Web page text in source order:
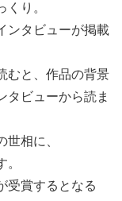
り。
ンタビューが掲載
むと、作品の背景
タビューから読ま
相に、
受賞するとなる